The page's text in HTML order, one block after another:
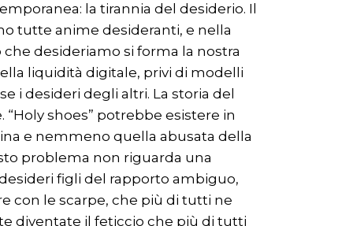
la tirannia del desiderio. Il
tutte anime desideranti, e nella
desideriamo si forma la nostra
liquidità digitale, privi di modelli
i desideri degli altri. La storia del
shoes” potrebbe esistere in
e nemmeno quella abusata della
problema non riguarda una
figli del rapporto ambiguo,
con le scarpe, che più di tutti ne
diventate il feticcio che più di tutti